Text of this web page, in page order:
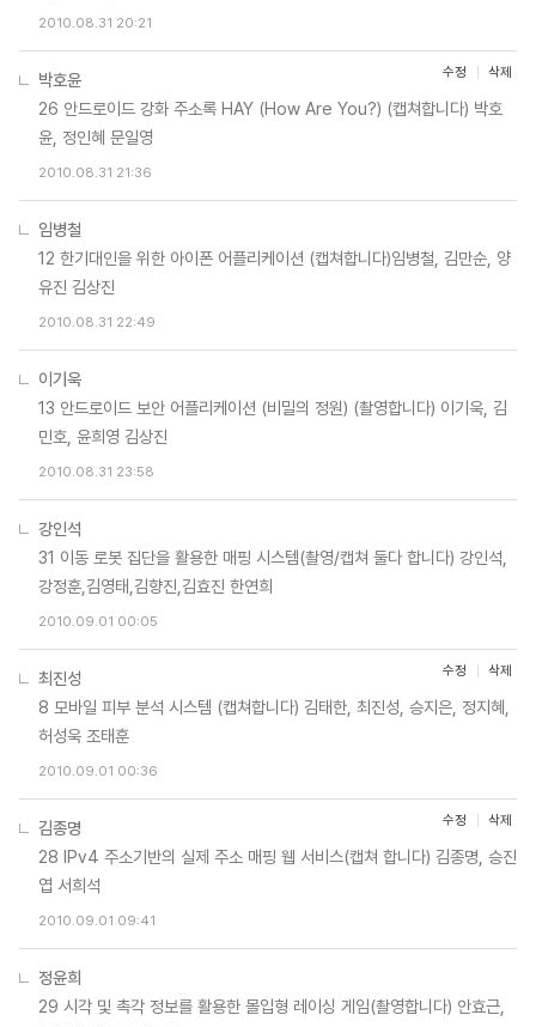
2010.08.31 20:21
박호윤
26 안드로이드 강화 주소록 HAY (How Are You?) (캡쳐합니다) 박호
윤, 정인혜 문일영
2010.08.31 21:36
수정 삭제
임병철
12 한기대인을 위한 아이폰 어플리케이션 (캡쳐합니다)임병철, 김만순, 양
유진 김상진
2010.08.31 22:49
이기욱
13 안드로이드 보안 어플리케이션 (비밀의 정원) (촬영합니다) 이기욱, 김
민호, 윤희영 김상진
2010.08.31 23:58
강인석
31 이동 로봇 집단을 활용한 매핑 시스템(촬영/캡쳐 둘다 합니다) 강인석,
강정훈,김영태,김향진,김효진 한연희
2010.09.01 00:05
최진성
8 모바일 피부 분석 시스템 (캡쳐합니다) 김태한, 최진성, 승지은, 정지혜,
허성욱 조태훈
2010.09.01 00:36
수정 삭제
김종명
28 IPv4 주소기반의 실제 주소 매핑 웹 서비스(캡쳐 합니다) 김종명, 승진
엽 서희석
2010.09.01 09:41
수정 삭제
정윤희
29 시각 및 촉각 정보를 활용한 몰입형 레이싱 게임(촬영합니다) 안효근,